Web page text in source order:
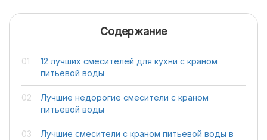
Содержание
12 лучших смесителей для кухни с краном
питьевой воды
Лучшие недорогие смесители с краном
питьевой воды
Лучшие смесители с краном питьевой воды в